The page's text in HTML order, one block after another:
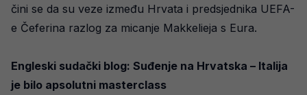
čini se da su veze između Hrvata i predsjednika UEFA-
e Čeferina razlog za micanje Makkelieja s Eura.
Engleski sudački blog: Suđenje na Hrvatska – Italija
je bilo apsolutni masterclass